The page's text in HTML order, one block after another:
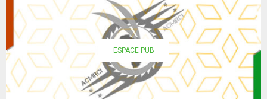
ESPACE PUB